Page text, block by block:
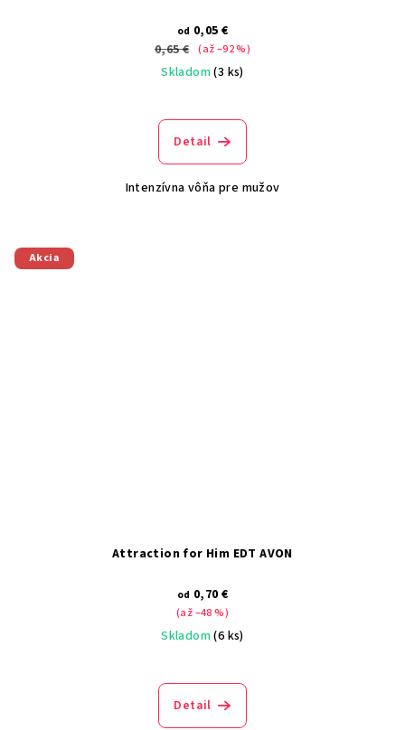
od 0,05 €
0,65 € (až –92 %)
Skladom(3 ks)
Detail
Intenzívna vôňa pre mužov
Akcia
Attraction for Him EDT AVON
od 0,70 €
(až –48 %)
Skladom(6 ks)
Detail